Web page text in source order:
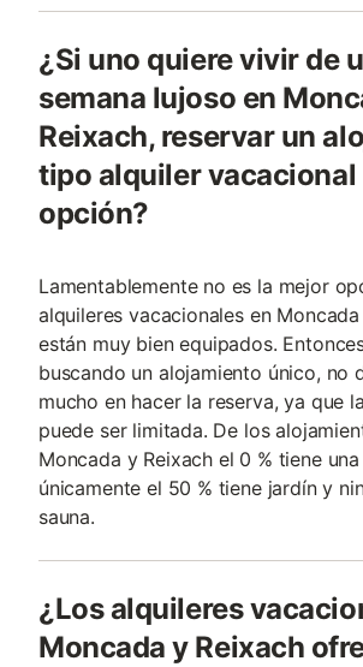
¿Si uno quiere vivir de
semana lujoso en
Reixach, reservar un
tipo alquiler vacacional
opción?
Lamentablemente no es la mejor
alquileres vacacionales en
están muy bien equipados.
buscando un alojamiento único, no
mucho en hacer la reserva, ya que
puede ser limitada. De los
Moncada y Reixach el 0 % tiene
únicamente el 50 % tiene jardín y
sauna.
¿Los alquileres
Moncada y Reixach